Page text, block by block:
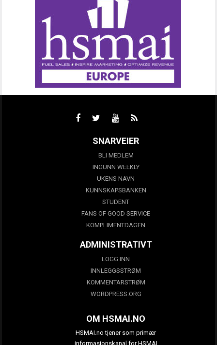
SNARVEIER
BLI MEDLEM
INGUNN WEEKLY
UKENS NAVN
KUNNSKAPSBANKEN
STUDENT
FANS OF GOOD SERVICE
KOMPLIMENTDAGEN
ADMINISTRATIVT
LOGG INN
INNLEGGSSTRØM
KOMMENTARSTRØM
WORDPRESS.ORG
OM HSMAI.NO
HSMAI.no tjener som primær
informasjonskanal for HSMAI